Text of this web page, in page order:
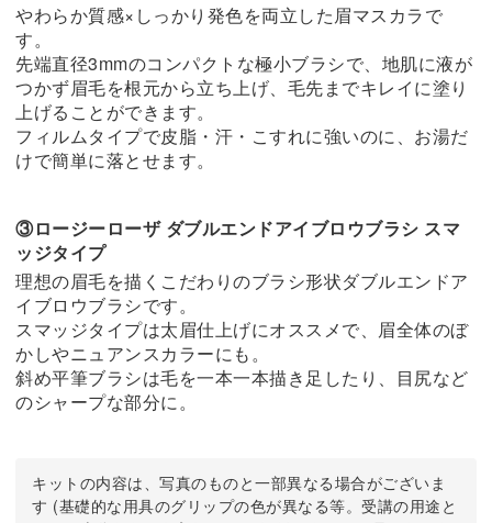
やわらか質感×しっかり発色を両立した眉マスカラで
す。
先端直径3mmのコンパクトな極小ブラシで、地肌に液が
つかず眉毛を根元から立ち上げ、毛先までキレイに塗り
上げることができます。
フィルムタイプで皮脂・汗・こすれに強いのに、お湯だ
けで簡単に落とせます。
③ロージーローザ ダブルエンドアイブロウブラシ スマ
ッジタイプ
理想の眉毛を描くこだわりのブラシ形状ダブルエンドア
イブロウブラシです。
スマッジタイプは太眉仕上げにオススメで、眉全体のぼ
かしやニュアンスカラーにも。
斜め平筆ブラシは毛を一本一本描き足したり、目尻など
のシャープな部分に。
キットの内容は、写真のものと一部異なる場合がございま
す (基礎的な用具のグリップの色が異なる等。受講の用途と